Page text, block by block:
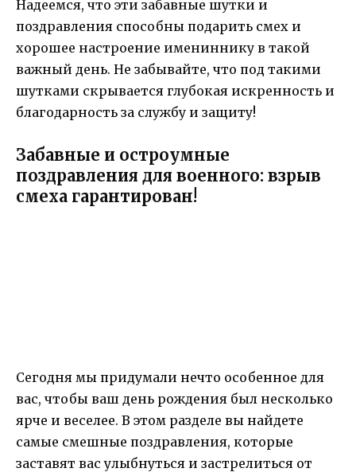
Надеемся, что эти забавные шутки и
поздравления способны подарить смех и
хорошее настроение имениннику в такой
важный день. Не забывайте, что под такими
шутками скрывается глубокая искренность и
благодарность за службу и защиту!
Забавные и остроумные
поздравления для военного: взрыв
смеха гарантирован!
Сегодня мы придумали нечто особенное для
вас, чтобы ваш день рождения был несколько
ярче и веселее. В этом разделе вы найдете
самые смешные поздравления, которые
заставят вас улыбнуться и застрелиться от